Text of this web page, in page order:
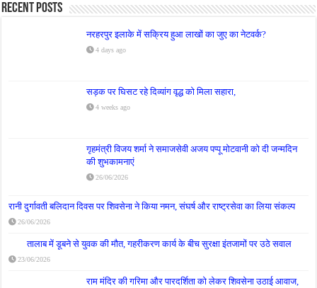
Recent Posts
नरहरपुर इलाके में सक्रिय हुआ लाखों का जुए का नेटवर्क?
4 days ago
सड़क पर घिसट रहे दिव्यांग वृद्ध को मिला सहारा,
4 weeks ago
गृहमंत्री विजय शर्मा ने समाजसेवी अजय पप्पू मोटवानी को दी जन्मदिन
की शुभकामनाएं
26/06/2026
रानी दुर्गावती बलिदान दिवस पर शिवसेना ने किया नमन, संघर्ष और राष्ट्रसेवा का लिया संकल्प
26/06/2026
तालाब में डूबने से युवक की मौत, गहरीकरण कार्य के बीच सुरक्षा इंतजामों पर उठे सवाल
23/06/2026
राम मंदिर की गरिमा और पारदर्शिता को लेकर शिवसेना उठाई आवाज,